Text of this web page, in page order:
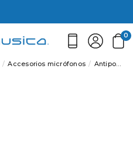
0
Accesorios micrófonos Antipop